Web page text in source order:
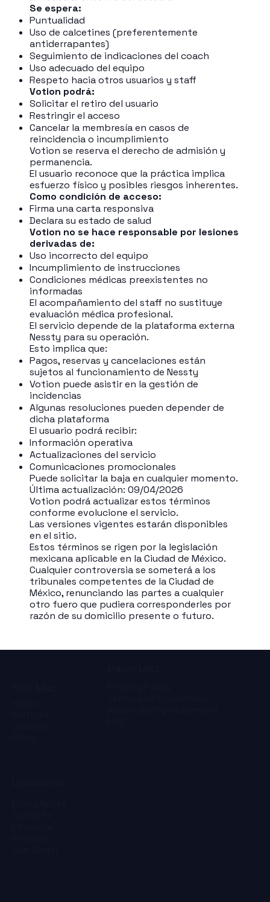
Se espera:
Puntualidad
Uso de calcetines (preferentemente
antiderrapantes)
Seguimiento de indicaciones del coach
Uso adecuado del equipo
Respeto hacia otros usuarios y staff
Votion podrá:
Solicitar el retiro del usuario
Restringir el acceso
Cancelar la membresía en casos de
reincidencia o incumplimiento
Votion se reserva el derecho de admisión y
permanencia.
El usuario reconoce que la práctica implica
esfuerzo físico y posibles riesgos inherentes.
Como condición de acceso:
Firma una carta responsiva
Declara su estado de salud
Votion no se hace responsable por lesiones
derivadas de:
Uso incorrecto del equipo
Incumplimiento de instrucciones
Condiciones médicas preexistentes no
informadas
El acompañamiento del staff no sustituye
evaluación médica profesional.
El servicio depende de la plataforma externa
Nessty para su operación.
Esto implica que:
Pagos, reservas y cancelaciones están
sujetos al funcionamiento de Nessty
Votion puede asistir en la gestión de
incidencias
Algunas resoluciones pueden depender de
dicha plataforma
El usuario podrá recibir:
Información operativa
Actualizaciones del servicio
Comunicaciones promocionales
Puede solicitar la baja en cualquier momento.
Última actualización: 09/04/2026
Votion podrá actualizar estos términos
conforme evolucione el servicio.
Las versiones vigentes estarán disponibles
en el sitio.
Estos términos se rigen por la legislación
mexicana aplicable en la Ciudad de México.
Cualquier controversia se someterá a los
tribunales competentes de la Ciudad de
México, renunciando las partes a cualquier
otro fuero que pudiera corresponderles por
razón de su domicilio presente o futuro.